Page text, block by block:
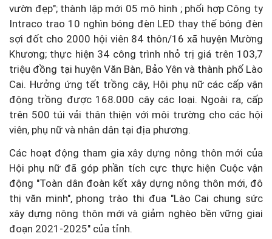
vườn đẹp"; thành lập mới 05 mô hình ; phối hợp Công ty
Intraco trao 10 nghìn bóng đèn LED thay thế bóng đèn
sợi đốt cho 2000 hội viên 84 thôn/16 xã huyện Mường
Khương; thực hiện 34 công trình nhỏ trị giá trên 103,7
triệu đồng tại huyện Văn Bàn, Bảo Yên và thành phố Lào
Cai. Hưởng ứng tết trồng cây, Hội phụ nữ các cấp vận
động trồng được 168.000 cây các loại. Ngoài ra, cấp
trên 500 túi vải thân thiện với môi trường cho các hội
viên, phụ nữ và nhân dân tại địa phương.
Các hoạt động tham gia xây dựng nông thôn mới của
Hội phụ nữ đã góp phần tích cực thực hiện Cuộc vận
động "Toàn dân đoàn kết xây dựng nông thôn mới, đô
thị văn minh", phong trào thi đua "Lào Cai chung sức
xây dựng nông thôn mới và giảm nghèo bền vững giai
đoạn 2021-2025" của tỉnh.